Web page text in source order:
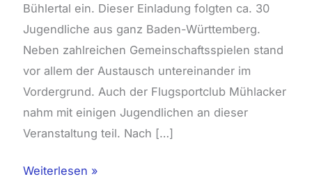
Bühlertal ein. Dieser Einladung folgten ca. 30
Jugendliche aus ganz Baden-Württemberg.
Neben zahlreichen Gemeinschaftsspielen stand
vor allem der Austausch untereinander im
Vordergrund. Auch der Flugsportclub Mühlacker
nahm mit einigen Jugendlichen an dieser
Veranstaltung teil. Nach […]
Weiterlesen »